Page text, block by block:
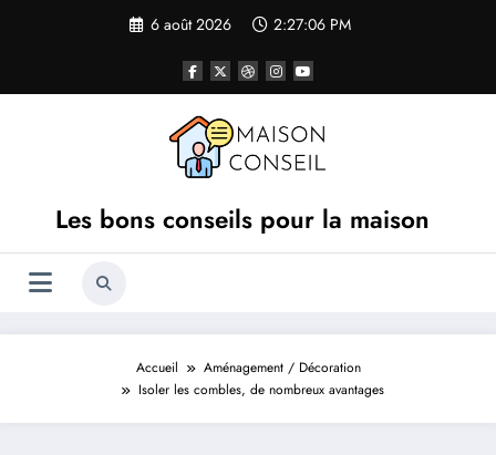
6 août 2026 2:27:07 PM
Les bons conseils pour la maison
Accueil
Aménagement / Décoration
Isoler les combles, de nombreux avantages